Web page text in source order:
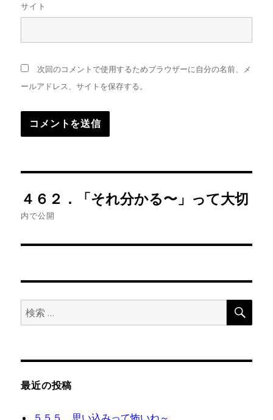
サイト
次回のコメントで使用するためブラウザーに自分の名前、メ
ールアドレス、サイトを保存する。
稿
ゲ
ー
ョ
ン
４６２．「それ分かる〜」って大切
内で公開
検
索:
検
最近の投稿
５５５．思い込みって怖いね～